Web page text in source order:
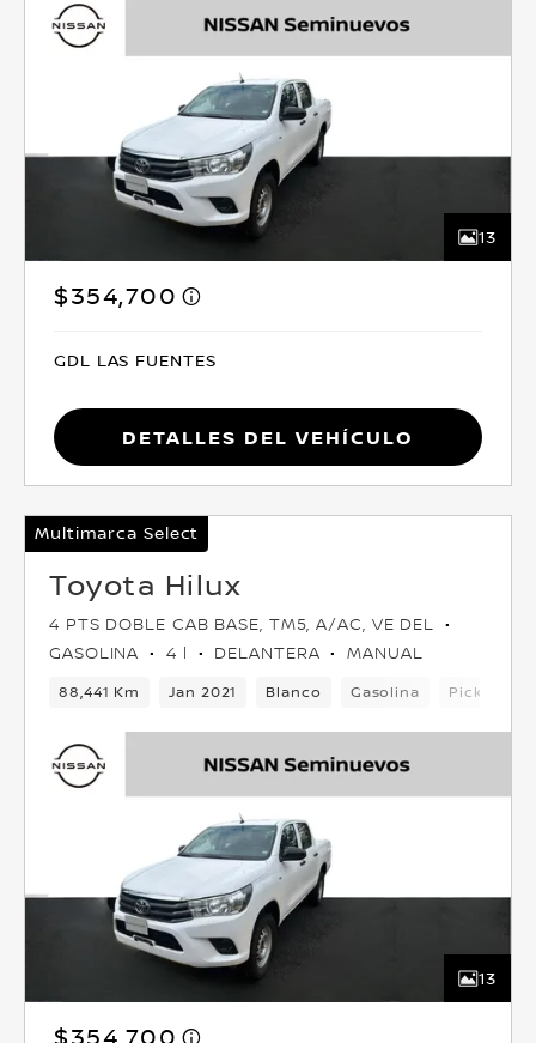
13
$354,700
GDL LAS FUENTES
Detalles del vehículo
Multimarca Select
Toyota Hilux
4 PTS DOBLE CAB BASE, TM5, A/AC, VE DEL
GASOLINA
4 l DELANTERA MANUAL
88,441 Km Jan 2021 Blanco Gasolina Pickup
13
$354,700